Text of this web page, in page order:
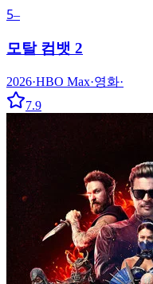
5–
모탈 컴뱃 2
2026·HBO Max·영화·
7.9